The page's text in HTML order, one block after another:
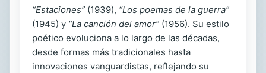
“Estaciones” (1939), “Los poemas de la guerra”
(1945) y “La canción del amor” (1956). Su estilo
poético evoluciona a lo largo de las décadas,
desde formas más tradicionales hasta
innovaciones vanguardistas, reflejando su